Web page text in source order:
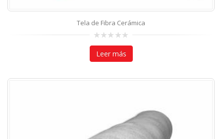
Tela de Fibra Cerámica
0
out
5
Leer más